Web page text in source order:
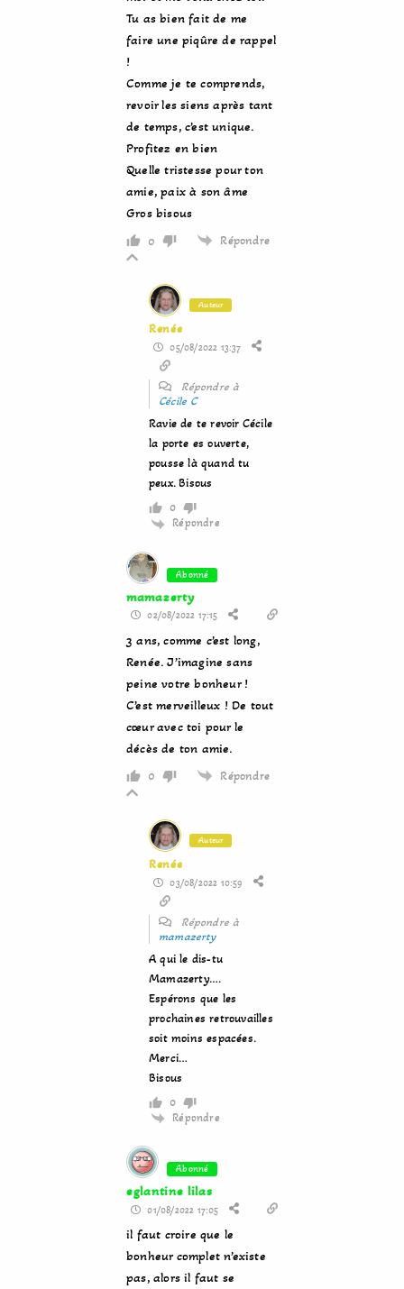
Tu as bien fait de me
faire une piqûre de rappel
!
Comme je te comprends,
revoir les siens après tant
de temps, c’est unique.
Profitez en bien
Quelle tristesse pour ton
amie, paix à son âme
Gros bisous
0 Répondre
Auteur
Renée
05/08/2022 13:37
Répondre à
Cécile C
Ravie de te revoir Cécile
la porte es ouverte,
pousse là quand tu
peux. Bisous
0
Répondre
Abonné
mamazerty
02/08/2022 17:15
3 ans, comme c’est long,
Renée. J’imagine sans
peine votre bonheur !
C’est merveilleux ! De tout
cœur avec toi pour le
décès de ton amie.
0 Répondre
Auteur
Renée
03/08/2022 10:59
Répondre à
mamazerty
A qui le dis-tu
Mamazerty….
Espérons que les
prochaines retrouvailles
soit moins espacées.
Merci…
Bisous
0
Répondre
Abonné
eglantine lilas
01/08/2022 17:05
il faut croire que le
bonheur complet n’existe
pas, alors il faut se